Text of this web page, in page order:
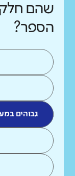
שהם
הספר?
גבוהים